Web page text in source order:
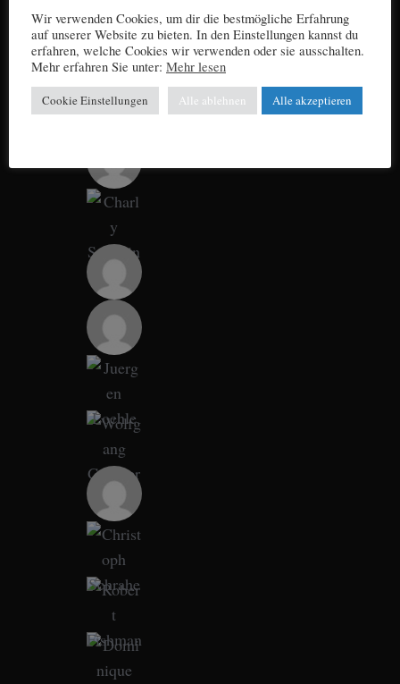
Wir verwenden Cookies, um dir die bestmögliche Erfahrung
auf unserer Website zu bieten. In den Einstellungen kannst du
erfahren, welche Cookies wir verwenden oder sie ausschalten.
Mehr erfahren Sie unter: Mehr lesen
Cookie Einstellungen Alle ablehnen Alle akzeptieren